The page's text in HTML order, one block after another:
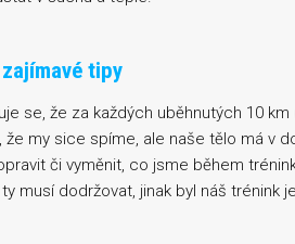
tipy
se, že za každých uběhnutých 10 km
my sice spíme, ale naše tělo má v
či vyměnit, co jsme během
musí dodržovat, jinak byl náš trénink